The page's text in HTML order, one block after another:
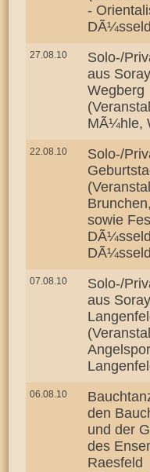
-
27.08.10
Solo-/
aus
Wegberg
MÃ¼hle,
22.08.10
Solo-/
sowie
07.08.10
Solo-/
aus
06.08.10
den
und der
des
Raesfeld